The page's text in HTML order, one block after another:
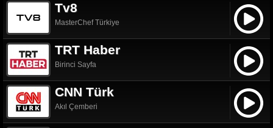
Tv8
MasterChef Türkiye
TRT Haber
Birinci Sayfa
CNN Türk
Akıl Çemberi